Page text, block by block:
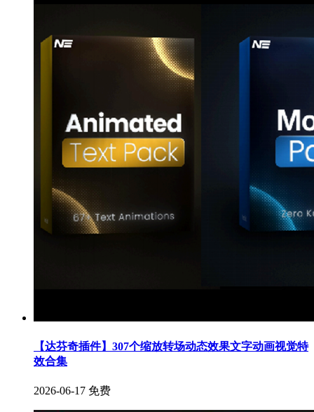
【达芬奇插件】307个缩放转场动态效果文字动画视觉特
效合集
2026-06-17 免费